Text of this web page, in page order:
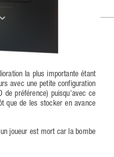
la plus importante étant
avec une petite configuration
de préférence) puisqu'avec ce
que de les stocker en avance
joueur est mort car la bombe